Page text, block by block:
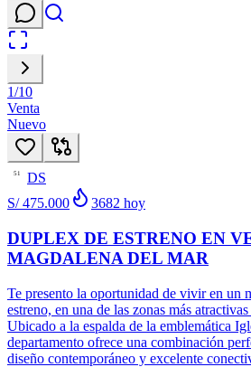
1/10
Venta
Nuevo
51
DS
S/ 475.000
3682 hoy
DUPLEX DE ESTRENO EN
MAGDALENA DEL MAR
Te presento la oportunidad de vivir en un
estreno, en una de las zonas más
Ubicado a la espalda de la emblemática
departamento ofrece una combinación
diseño contemporáneo y excelente